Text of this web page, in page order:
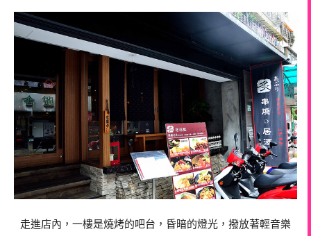
走進店內，一樓是燒烤的吧台，昏暗的燈光，撥放著輕音樂